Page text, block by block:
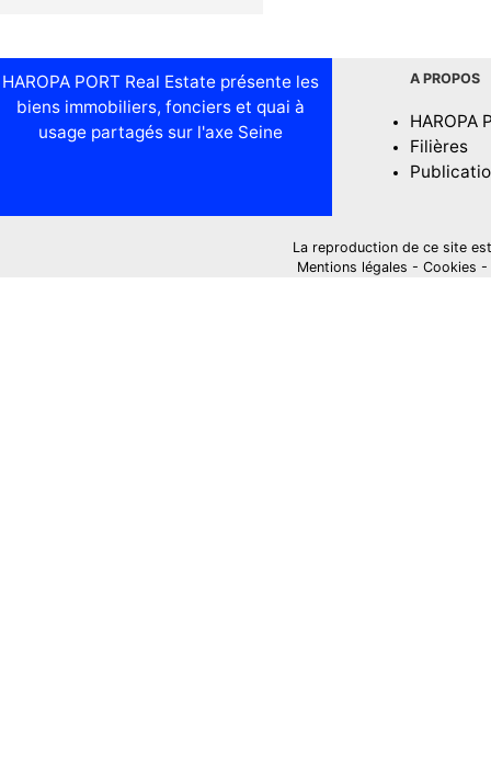
HAROPA PORT Real Estate présente les
biens immobiliers, fonciers et quai à
usage partagés sur l'axe Seine
A PROPOS
HAROPA
Filières
La reproduction de ce site
Mentions légales - Cookies -